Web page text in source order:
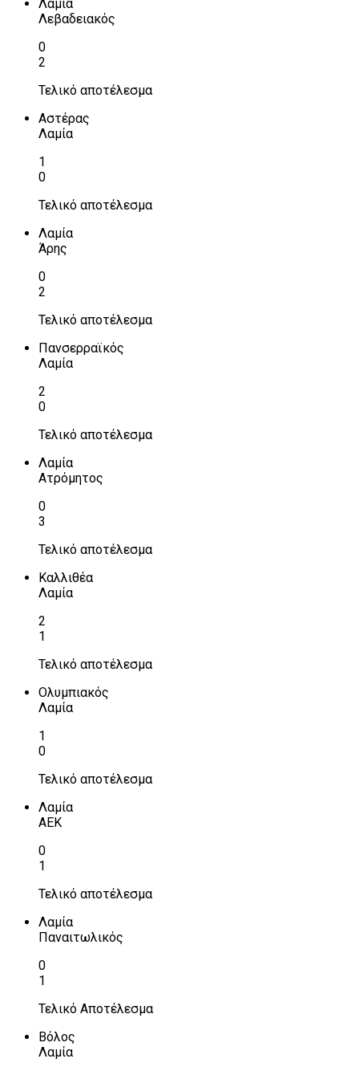
Λαμία
Λεβαδειακός
0
2
Τελικό αποτέλεσμα
Αστέρας
Λαμία
1
0
Τελικό αποτέλεσμα
Λαμία
Άρης
0
2
Τελικό αποτέλεσμα
Πανσερραϊκός
Λαμία
2
0
Τελικό αποτέλεσμα
Λαμία
Ατρόμητος
0
3
Τελικό αποτέλεσμα
Καλλιθέα
Λαμία
2
1
Τελικό αποτέλεσμα
Ολυμπιακός
Λαμία
1
0
Τελικό αποτέλεσμα
Λαμία
ΑΕΚ
0
1
Τελικό αποτέλεσμα
Λαμία
Παναιτωλικός
0
1
Τελικό Αποτέλεσμα
Βόλος
Λαμία